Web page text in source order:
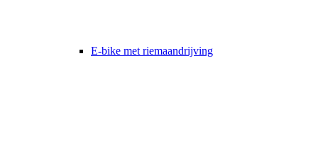
E-bike met riemaandrijving